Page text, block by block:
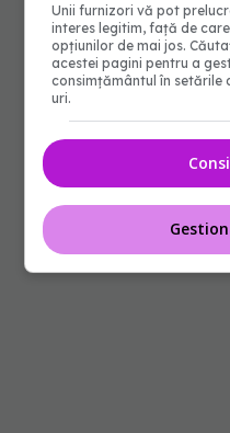
Unii furnizori vă pot
interes legitim, față de
opțiunilor de mai jos.
acestei pagini pentru a
consimțământul în
uri.